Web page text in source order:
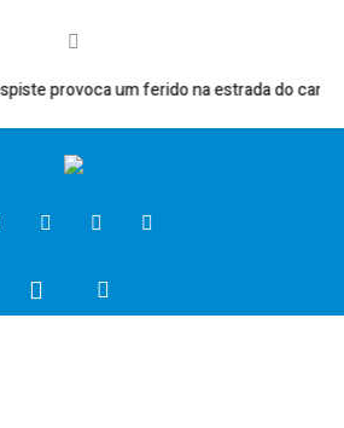
provoca um ferido na estrada do campo